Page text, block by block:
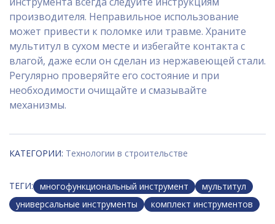
производителя. Неправильное использование
может привести к поломке или травме. Храните
мультитул в сухом месте и избегайте контакта с
влагой, даже если он сделан из нержавеющей стали.
Регулярно проверяйте его состояние и при
необходимости очищайте и смазывайте
механизмы.
КАТЕГОРИИ: Технологии в строительстве
ТЕГИ: многофункциональный инструмент
мультитул
универсальные инструменты
комплект инструментов